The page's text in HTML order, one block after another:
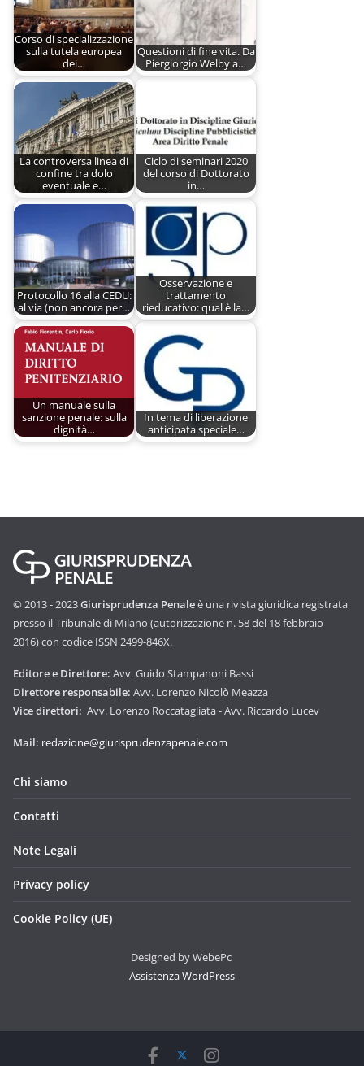
Corso di specializzazione
sulla tutela europea
dei…
Questioni di fine vita. Da
Piergiorgio Welby a…
La controversa linea di
confine tra dolo
eventuale e…
Ciclo di seminari 2020
del corso di Dottorato
in…
Protocollo 16 alla CEDU:
al via (non ancora per…
Osservazione e
trattamento
rieducativo: qual è la…
Un manuale sulla
sanzione penale: sulla
dignità…
In tema di liberazione
anticipata speciale…
© 2013 - 2023Giurisprudenza Penaleè una rivista giuridica registrata
presso il Tribunale di Milano (autorizzazione n. 58 del 18 febbraio
2016) con codice ISSN 2499-846X.
Editore e Direttore: Avv. Guido Stampanoni Bassi
Direttore responsabile: Avv. Lorenzo Nicolò Meazza
Vice direttori: Avv. Lorenzo Roccatagliata - Avv. Riccardo Lucev
Mail: redazione@giurisprudenzapenale.com
Chi siamo
Contatti
Note Legali
Privacy policy
Cookie Policy (UE)
Designed by WebePc
Assistenza WordPress